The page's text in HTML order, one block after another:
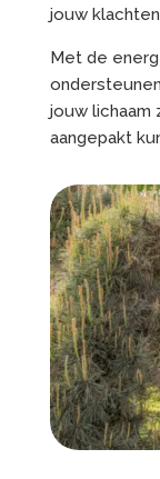
jouw
Met de
jouw lichaam
aangepakt